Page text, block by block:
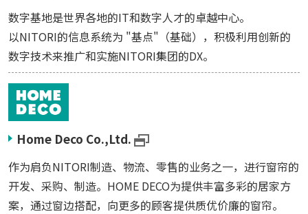
数字基地是世界各地的IT和数字人才的卓越中心。
以NITORI的信息系统为 "基点"（基础），积极利用创新的
数字技术来推广和实施NITORI集团的DX。
Home Deco Co.,Ltd.
作为肩负NITORI制造、物流、零售的业务之一，进行窗帘的
开发、采购、制造。HOME DECO为提供丰富多彩的居家方
案，通过窗边搭配，向更多的顾客提供质优价廉的窗帘。